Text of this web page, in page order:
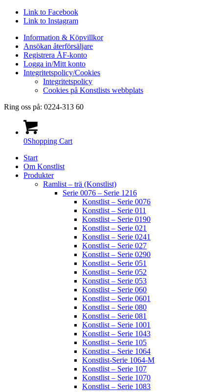
Link to Facebook
Link to Instagram
Information & Köpvillkor
Ansökan återförsäljare
Registrera ÅF-konto
Logga in/Mitt konto
Integritetspolicy/Cookies
Integritetspolicy
Cookies på Konstlists webbplats
Ring oss på: 0224-313 60
0Shopping Cart
Start
Om Konstlist
Produkter
Ramlist – trä (Konstlist)
Serie 0076 – Serie 1216
Konstlist – Serie 0076
Konstlist – Serie 011
Konstlist – Serie 0190
Konstlist – Serie 021
Konstlist – Serie 0241
Konstlist – Serie 027
Konstlist – Serie 0290
Konstlist – Serie 051
Konstlist – Serie 052
Konstlist – Serie 053
Konstlist – Serie 060
Konstlist – Serie 0601
Konstlist – Serie 080
Konstlist – Serie 081
Konstlist – Serie 1001
Konstlist – Serie 1043
Konstlist – Serie 105
Konstlist – Serie 1064
Konstlist-Serie 1064-M
Konstlist – Serie 107
Konstlist – Serie 1070
Konstlist – Serie 1083